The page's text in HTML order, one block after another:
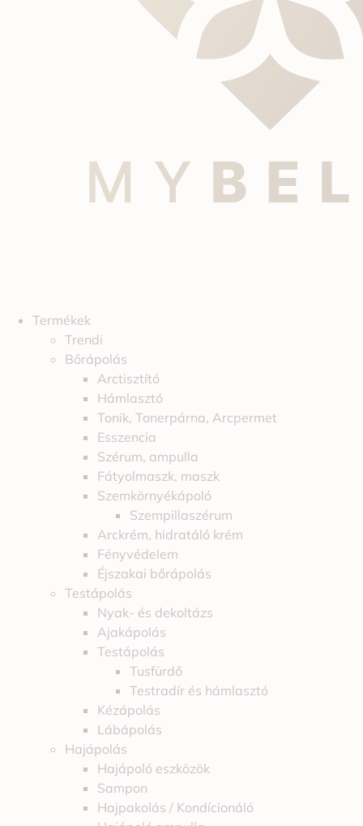
Termékek
Trendi
Bőrápolás
Arctisztító
Hámlasztó
Tonik, Tonerpárna, Arcpermet
Esszencia
Szérum, ampulla
Fátyolmaszk, maszk
Szemkörnyékápoló
Szempillaszérum
Arckrém, hidratáló krém
Fényvédelem
Éjszakai bőrápolás
Testápolás
Nyak- és dekoltázs
Ajakápolás
Testápolás
Tusfürdő
Testradír és hámlasztó
Kézápolás
Lábápolás
Hajápolás
Hajápoló eszközök
Sampon
Hajpakolás / Kondícionáló